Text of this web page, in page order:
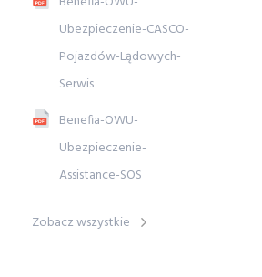
Ubezpieczenie-CASCO-
Pojazdów-Lądowych-
Serwis
Benefia-OWU-
Ubezpieczenie-
Assistance-SOS
Zobacz wszystkie